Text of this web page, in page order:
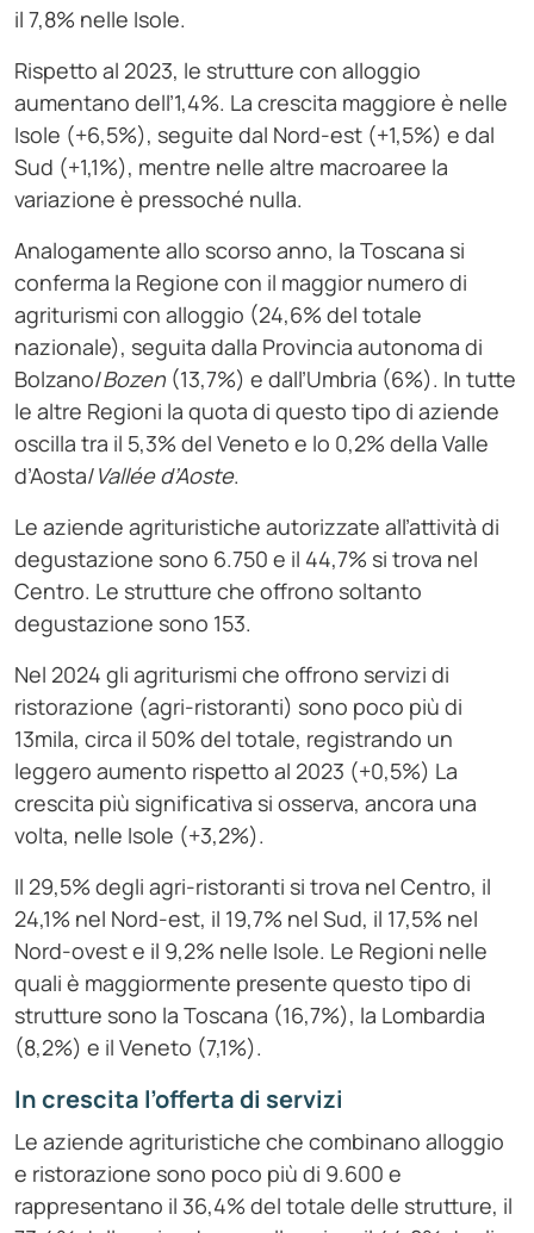
il 7,8% nelle Isole.
Rispetto al 2023, le strutture con alloggio
aumentano dell’1,4%. La crescita maggiore è nelle
Isole (+6,5%), seguite dal Nord-est (+1,5%) e dal
Sud (+1,1%), mentre nelle altre macroaree la
variazione è pressoché nulla.
Analogamente allo scorso anno, la Toscana si
conferma la Regione con il maggior numero di
agriturismi con alloggio (24,6% del totale
nazionale), seguita dalla Provincia autonoma di
Bolzano/Bozen (13,7%) e dall’Umbria (6%). In tutte
le altre Regioni la quota di questo tipo di aziende
oscilla tra il 5,3% del Veneto e lo 0,2% della Valle
d’Aosta/Vallée d’Aoste.
Le aziende agrituristiche autorizzate all’attività di
degustazione sono 6.750 e il 44,7% si trova nel
Centro. Le strutture che offrono soltanto
degustazione sono 153.
Nel 2024 gli agriturismi che offrono servizi di
ristorazione (agri-ristoranti) sono poco più di
13mila, circa il 50% del totale, registrando un
leggero aumento rispetto al 2023 (+0,5%) La
crescita più significativa si osserva, ancora una
volta, nelle Isole (+3,2%).
Il 29,5% degli agri-ristoranti si trova nel Centro, il
24,1% nel Nord-est, il 19,7% nel Sud, il 17,5% nel
Nord-ovest e il 9,2% nelle Isole. Le Regioni nelle
quali è maggiormente presente questo tipo di
strutture sono la Toscana (16,7%), la Lombardia
(8,2%) e il Veneto (7,1%).
In crescita l’offerta di servizi
Le aziende agrituristiche che combinano alloggio
e ristorazione sono poco più di 9.600 e
rappresentano il 36,4% del totale delle strutture, il